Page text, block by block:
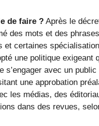
de faire ? Après le
des mots et des
certaines
une politique exigeant
s’engager avec un
une approbation
les médias, des
dans des revues,